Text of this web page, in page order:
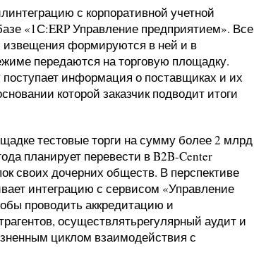
с корпоративной учетной
«1С:ERP Управление предприятием». Все
извещения формируются в ней и в
передаются на торговую площадку.
информация о поставщиках и их
которой заказчик подводит итоги
тестовые торги на сумму более 2 млрд
планирует перевести в B2B-Center
своих дочерних обществ. В перспективе
интеграцию с сервисом «Управление
проводить аккредитацию и
осуществлятьрегулярный аудит и
циклом взаимодействия с